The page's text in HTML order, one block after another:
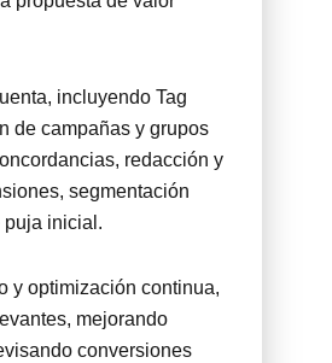
incluyendo Tag
de campañas y grupos
redacción y
segmentación
puja inicial.
y optimización continua,
mejorando
conversiones